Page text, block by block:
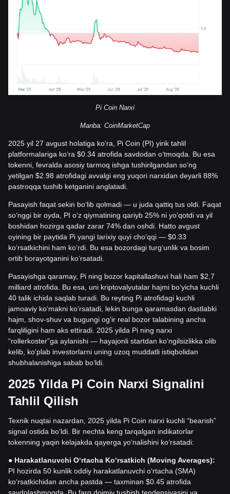
Pi Coin Narxi
Manba: CoinMarketCap
2025 yil 27 avgust holatiga ko‘ra, Pi Coin (PI) yirik tahlil
platformalariga ko‘ra $0.34 atrofida savdodan o‘tmoqda. Bu esa
tokenni, fevralda asosiy tarmoq ishga tushirilgandan so‘ng
yetilgan $2.98 atrofidagi avvalgi eng yuqori narxidan deyarli 88%
pastroqqa tushib ketganini anglatadi.
Pasayish faqat sekin bo‘lib qolmadi — u juda qattiq tus oldi. Faqat
so‘nggi bir oyda, PI o‘z qiymatining qariyb 25% ni yo‘qotdi va yil
boshidan hozirga qadar zarar 74% dan oshdi. Hatto avgust
oyining bir paytida Pi yangi tarixiy quyi cho‘qqi — $0.33
ko‘rsatkichini ham ko‘rdi. Bu esa bozordagi turg‘unlik va bosim
ortib borayotganini ko‘rsatadi.
Pasayishga qaramay, Pi ning bozor kapitallashuvi hali ham $2,7
milliard atrofida. Bu esa, uni kriptovalyutalar hajmi bo‘yicha kuchli
40 talik ichida saqlab turadi. Bu reyting Pi atrofidagi kuchli
jamoaviy ko‘makni ko‘rsatadi, lekin bunga qaramasdan dastlabki
hajm, shov-shuv va bugungi og‘ir real bozor talabining ancha
farqliligini ham aks ettiradi. 2025 yilda Pi ning narxi
“rollerkoster”ga aylanishi — hayajonli startdan ko‘ngilsizlikka olib
kelib, ko‘plab investorlarni uning uzoq muddatli istiqbolidan
shubhalanishiga sabab bo‘ldi.
2025 Yilda Pi Coin Narxi Signalini
Tahlil Qilish
Texnik nuqtai nazardan, 2025 yilda Pi Coin narxi kuchli “bearish”
signal ostida bo‘ldi. Bir nechta keng tarqalgan indikatorlar
tokenning yaqin kelajakda qayerga yo‘nalishini ko‘rsatadi:
● Harakatlanuvchi O‘rtacha Ko‘rsatkich (Moving Averages):
PI hozirda 50 kunlik oddiy harakatlanuvchi o‘rtacha (SMA)
ko‘rsatkichidan ancha pastda — taxminan $0.45 atrofida